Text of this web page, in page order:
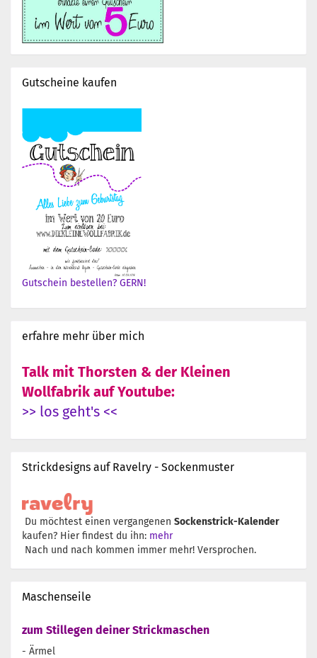
Gutscheine kaufen
Gutschein bestellen? GERN!
erfahre mehr über mich
Talk mit Thorsten & der Kleinen
Wollfabrik auf Youtube:
>> los geht's <<
Strickdesigns auf Ravelry - Sockenmuster
Du möchtest einen vergangenen Sockenstrick-Kalender
kaufen? Hier findest du ihn: mehr
Nach und nach kommen immer mehr! Versprochen.
Maschenseile
zum Stillegen deiner Strickmaschen
- Ärmel